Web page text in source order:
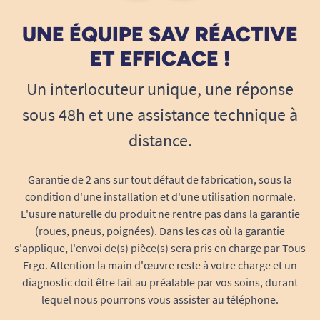
contrôle précis du flux pour boire
lentement, en toute sérénité.
Gros débit (4 x 6 mm): Parfait pour un
rafraîchissement rapide, pour les usages
sportifs, ou pour toutes les situations où
l’on souhaite boire plus rapidement. Le
diamètre intérieur plus large assure un
et optimisant le confort.
Vous choisissez le diamètre qui répondra au
mieux à vos préférences ou à vos besoins
spécifiques, pour un maintien de l’autonomie,
que ce soit à domicile, à l’école, au travail ou à
l’hôpital.
Confort et fluidité au quotidien
UNE ÉQUIPE SAV RÉACTIVE
ET EFFICACE !
Un interlocuteur unique, une réponse
sous 48h et une assistance technique à
distance.
Garantie de 2 ans sur tout défaut de fabrication, sous la
condition d'une installation et d'une utilisation normale.
L'usure naturelle du produit ne rentre pas dans la garantie
(roues, pneus, poignées). Dans les cas où la garantie
s'applique, l'envoi de(s) pièce(s) sera pris en charge par Tous
Ergo. Attention la main d'œuvre reste à votre charge et un
diagnostic doit être fait au préalable par vos soins, durant
lequel nous pourrons vous assister au téléphone.